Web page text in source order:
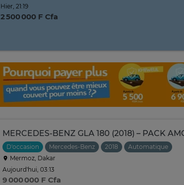
Hier, 21:19
2 500 000 F Cfa
MERCEDES-BENZ GLA 180 (2018) – PACK
D'occasion Mercedes-Benz 2018
Automatique
Mermoz, Dakar
Aujourd'hui, 03:13
9 000 000 F Cfa